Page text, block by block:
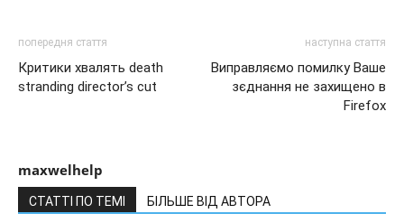
попередня стаття
Критики хвалять death
stranding director’s cut
наступна стаття
Виправляємо помилку Ваше
зєднання не захищено в
Firefox
maxwelhelp
СТАТТІ ПО ТЕМІ БІЛЬШЕ ВІД АВТОРА